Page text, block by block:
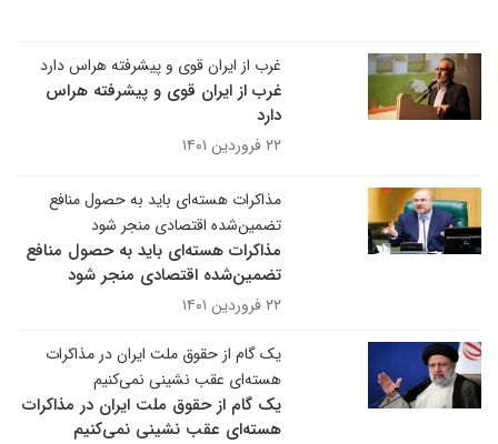
غرب از ایران قوی و پیشرفته هراس دارد
غرب از ایران قوی و پیشرفته هراس
دارد
۲۲ فروردین ۱۴۰۱
مذاکرات هسته‌ای باید به حصول منافع
تضمین‌شده اقتصادی منجر شود
مذاکرات هسته‌ای باید به حصول منافع
تضمین‌شده اقتصادی منجر شود
۲۲ فروردین ۱۴۰۱
یک گام از حقوق ملت ایران در مذاکرات
هسته‌ای عقب نشینی نمی‌کنیم
یک گام از حقوق ملت ایران در مذاکرات
هسته‌ای عقب نشینی نمی‌کنیم